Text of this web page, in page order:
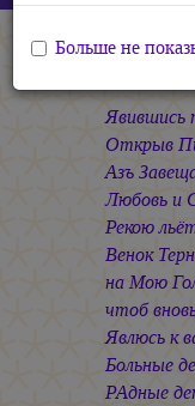
Явившись
Открыв
Азъ
Любовь и
Рекою
Венок
на Мою
чтоб
Явлюсь к
Больные
РАдные
Больше не